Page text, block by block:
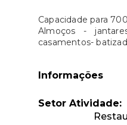
Capacidade para
Almoços -
casamentos-
Informações
Setor Atividade: